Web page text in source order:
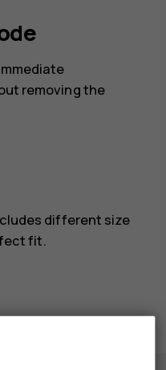
removing the
different size
fit.